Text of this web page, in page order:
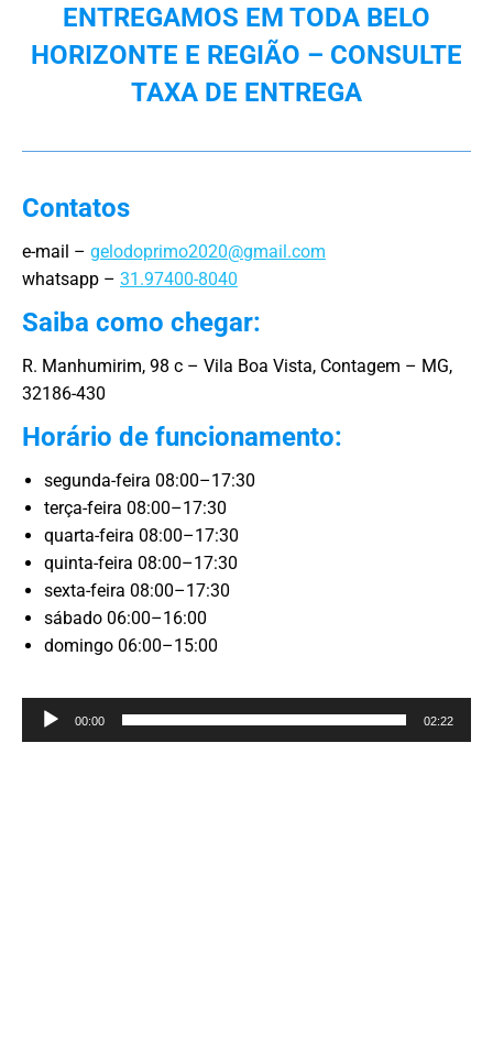
ENTREGAMOS EM TODA BELO
HORIZONTE E REGIÃO – CONSULTE
TAXA DE ENTREGA
Contatos
e-mail – gelodoprimo2020@gmail.com
whatsapp – 31.97400-8040
Saiba como chegar:
R. Manhumirim, 98 c – Vila Boa Vista, Contagem – MG,
32186-430
Horário de funcionamento:
segunda-feira 08:00–17:30
terça-feira 08:00–17:30
quarta-feira 08:00–17:30
quinta-feira 08:00–17:30
sexta-feira 08:00–17:30
sábado 06:00–16:00
domingo 06:00–15:00
Reprodutor
de
00:00 02:22